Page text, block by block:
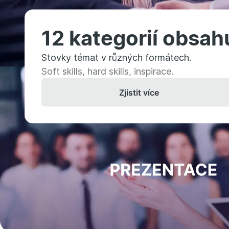
12 kategorií
Stovky témat v různých formátech.
Soft skills, hard skills, inspirace.
Zjistit více